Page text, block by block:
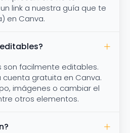
link a nuestra guía que te
en Canva.
son facilmente editables.
cuenta gratuita en Canva.
imágenes o cambiar el
otros elementos.